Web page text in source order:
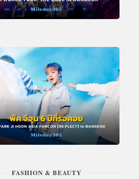
FASHION & BEAUTY